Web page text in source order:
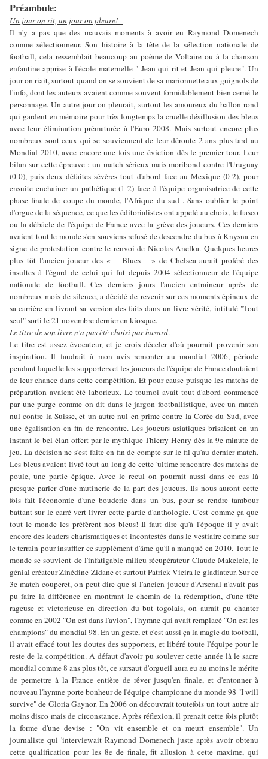
Préambule:
Un jour on rit, un jour on pleure!
Il n'y a pas que des mauvais moments à avoir eu Raymond Domenech
comme sélectionneur. Son histoire à la tête de la sélection nationale de
football, cela ressemblait beaucoup au poème de Voltaire ou à la chanson
enfantine apprise à l'école maternelle " Jean qui rit et Jean qui pleure". Un
jour on riait, surtout quand on se souvient de sa marionnette aux guignols de
l'info, dont les auteurs avaient comme souvent formidablement bien cerné le
personnage. Un autre jour on pleurait, surtout les amoureux du ballon rond
qui gardent en mémoire pour très longtemps la cruelle désillusion des bleus
avec leur élimination prématurée à l'Euro 2008. Mais surtout encore plus
nombreux sont ceux qui se souviennent de leur déroute 2 ans plus tard au
Mondial 2010, avec encore une fois une éviction dès le premier tour. Leur
bilan sur cette épreuve : un match sérieux mais moribond contre l'Uruguay
(0-0), puis deux défaites sévères tout d'abord face au Mexique (0-2), pour
ensuite enchainer un pathétique (1-2) face à l'équipe organisatrice de cette
phase finale de coupe du monde, l'Afrique du sud . Sans oublier le point
d'orgue de la séquence, ce que les éditorialistes ont appelé au choix, le fiasco
ou la débâcle de l'équipe de France avec la grève des joueurs. Ces derniers
avaient tout le monde s'en souviens refusé de descendre du bus à Knysna en
signe de protestation contre le renvoi de Nicolas Anelka. Quelques heures
plus tôt l'ancien joueur des « Blues » de Chelsea aurait proféré des
insultes à l'égard de celui qui fut depuis 2004 sélectionneur de l'équipe
nationale de football. Ces derniers jours l'ancien entraineur après de
nombreux mois de silence, a décidé de revenir sur ces moments épineux de
sa carrière en livrant sa version des faits dans un livre vérité, intitulé "Tout
seul" sorti le 21 novembre dernier en kiosque.
Le titre de son livre n'a pas été choisi par hasard.
Le titre est assez évocateur, et je crois déceler d'où pourrait provenir son
inspiration. Il faudrait à mon avis remonter au mondial 2006, période
pendant laquelle les supporters et les joueurs de l'équipe de France doutaient
de leur chance dans cette compétition. Et pour cause puisque les matchs de
préparation avaient été laborieux. Le tournoi avait tout d'abord commencé
par une purge comme on dit dans le jargon footballistique, avec un match
nul contre la Suisse, et un autre nul en prime contre la Corée du Sud, avec
une égalisation en fin de rencontre. Les joueurs asiatiques brisaient en un
instant le bel élan offert par le mythique Thierry Henry dès la 9e minute de
jeu. La décision ne s'est faite en fin de compte sur le fil qu'au dernier match.
Les bleus avaient livré tout au long de cette 'ultime rencontre des matchs de
poule, une partie épique. Avec le recul on pourrait aussi dans ce cas là
presque parler d'une mutinerie de la part des joueurs. Ils nous auront cette
fois fait l'économie d'une bouderie dans un bus, pour se rendre tambour
battant sur le carré vert livrer cette partie d'anthologie. C'est comme ça que
tout le monde les préfèrent nos bleus! Il faut dire qu'à l'époque il y avait
encore des leaders charismatiques et incontestés dans le vestiaire comme sur
le terrain pour insuffler ce supplément d'âme qu'il a manqué en 2010. Tout le
monde se souvient de l'infatigable milieu récupérateur Claude Makelele, le
génial créateur Zinédine Zidane et surtout Patrick Vieira le gladiateur. Sur ce
3e match couperet, on peut dire que si l'ancien joueur d'Arsenal n'avait pas
pu faire la différence en montrant le chemin de la rédemption, d'une tête
rageuse et victorieuse en direction du but togolais, on aurait pu chanter
comme en 2002 "On est dans l'avion", l'hymne qui avait remplacé "On est les
champions" du mondial 98. En un geste, et c'est aussi ça la magie du football,
il avait effacé tout les doutes des supporters, et libéré toute l'équipe pour le
reste de la compétition. A défaut d'avoir pu soulever cette année là le sacre
mondial comme 8 ans plus tôt, ce sursaut d'orgueil aura eu au moins le mérite
de permettre à la France entière de rêver jusqu'en finale, et d'entonner à
nouveau l'hymne porte bonheur de l'équipe championne du monde 98 "I will
survive" de Gloria Gaynor. En 2006 on découvrait toutefois un tout autre air
moins disco mais de circonstance. Après réflexion, il prenait cette fois plutôt
la forme d'une devise : "On vit ensemble et on meurt ensemble". Un
journaliste qui 'interviewait Raymond Domenech juste après avoir obtenu
cette qualification pour les 8e de finale, fit allusion à cette maxime, qui